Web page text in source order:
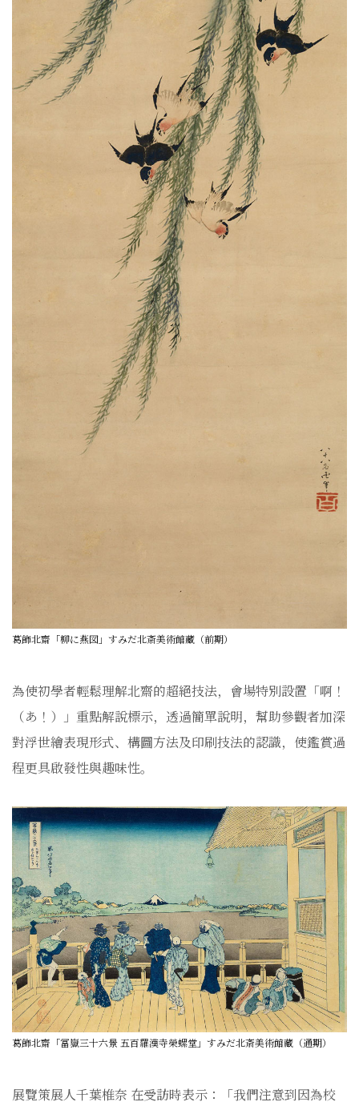
葛飾北齋「柳に燕図」すみだ北斎美術館藏（前期）
為使初學者輕鬆理解北齋的超絕技法，會場特別設置「啊！
（あ！）」重點解說標示，透過簡單說明，幫助參觀者加深
對浮世繪表現形式、構圖方法及印刷技法的認識，使鑑賞過
程更具啟發性與趣味性。
葛飾北齋「冨嶽三十六景 五百羅漢寺榮螺堂」すみだ北斎美術館藏（通期）
展覽策展人千葉椎奈 在受訪時表示：「我們注意到因為校